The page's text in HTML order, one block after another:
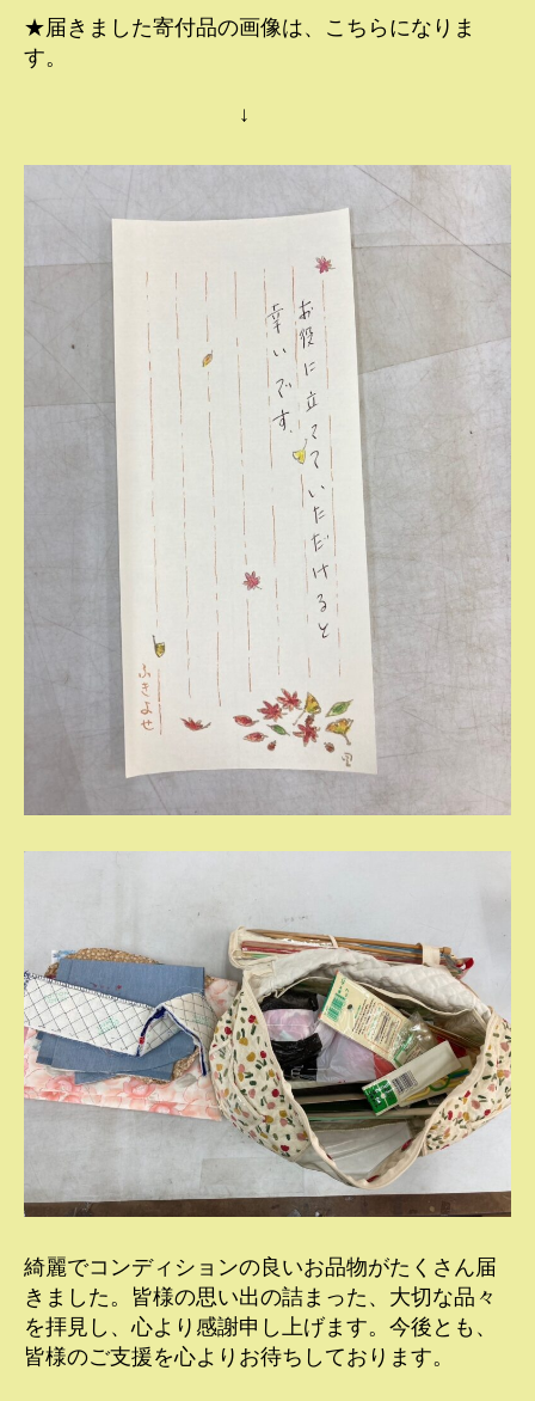
★届きました寄付品の画像は、こちらになりま
す。
↓
綺麗でコンディションの良いお品物がたくさん届
きました。皆様の思い出の詰まった、大切な品々
を拝見し、心より感謝申し上げます。今後とも、
皆様のご支援を心よりお待ちしております。